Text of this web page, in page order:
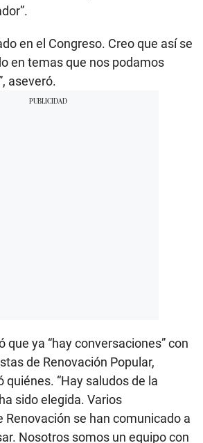
en el Congreso. Creo que así se
en temas que nos podamos
aseveró.
que ya “hay conversaciones” con
de Renovación Popular,
quiénes. “Hay saludos de la
sido elegida. Varios
Renovación se han comunicado a
Nosotros somos un equipo con